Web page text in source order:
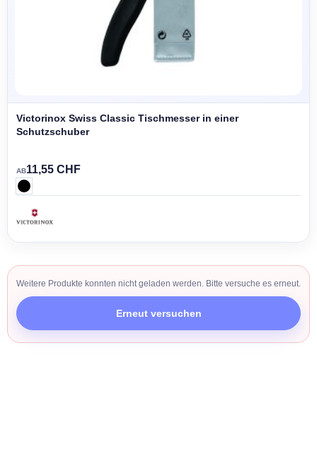
Victorinox Swiss Classic Tischmesser in einer
Schutzschuber
AB11,55 CHF
Weitere Produkte konnten nicht geladen werden. Bitte versuche es erneut.
Erneut versuchen